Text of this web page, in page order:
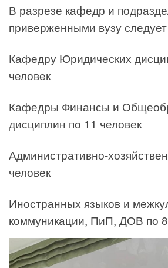
В разрезе кафедр и
приверженными вузу следует
Кафедру Юридических
человек
Кафедры Финансы и
дисциплин по 11 человек
Административно-
человек
Иностранных языков и
коммуникации, ПиП, ДОВ по 8